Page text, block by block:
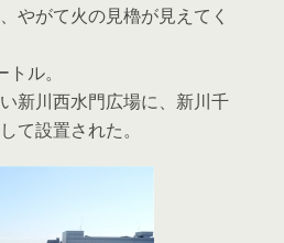
やがて火の見櫓が見えてく
ル。
新川西水門広場に、新川千
て設置された。